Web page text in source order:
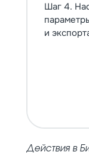
Шаг 4.
и
Действия в